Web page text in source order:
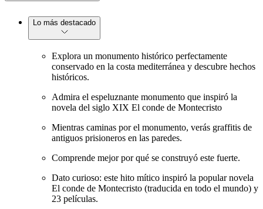
Lo más destacado
Explora un monumento histórico perfectamente
conservado en la costa mediterránea y descubre hechos
históricos.
Admira el espeluznante monumento que inspiró la
novela del siglo XIX El conde de Montecristo
Mientras caminas por el monumento, verás graffitis de
antiguos prisioneros en las paredes.
Comprende mejor por qué se construyó este fuerte.
Dato curioso: este hito mítico inspiró la popular novela
El conde de Montecristo (traducida en todo el mundo) y
23 películas.